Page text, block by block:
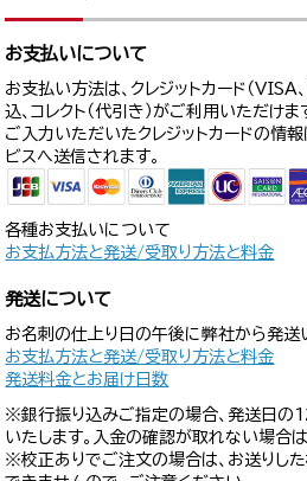
お支払いについて
お支払い方法は、クレジットカード（
込、コレクト（代引き）がご利用いただけま
ご入力いただいたクレジットカードの情
ビスへ送信されます。
各種お支払いについて
お支払方法と発送/受取り方法と料金
発送について
お名刺の仕上り日の午後に弊社から発送
お支払方法と発送/受取り方法と料金
発送料金とお届け日数
※銀行振り込みご指定の場合、発送日の
いたします。入金の確認が取れない場合
※校正ありでご注文の場合は、お送りし